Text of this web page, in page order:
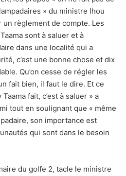
» du ministre Ihou
règlement de compte. Les
sont à saluer et à
dans une localité qui a
c’est une bonne chose et dix
Qu’on cesse de régler les
fait bien, il faut le dire. Et ce
fait, c’est à saluer » a
tout en soulignant que « même
son importance est
qui sont dans le besoin
du golfe 2, tacle le ministre